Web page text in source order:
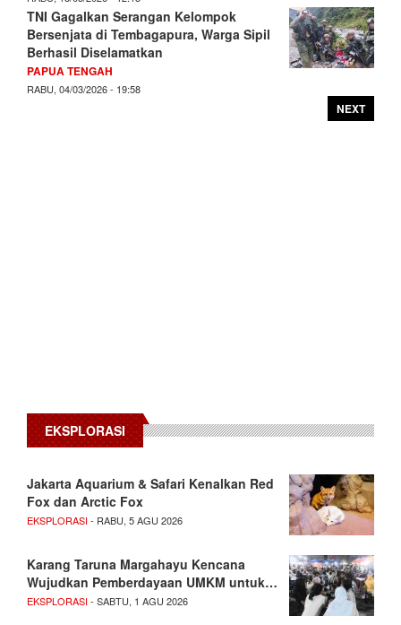
TNI Gagalkan Serangan Kelompok
Bersenjata di Tembagapura, Warga Sipil
Berhasil Diselamatkan
PAPUA TENGAH
RABU, 04/03/2026 - 19:58
NEXT
EKSPLORASI
Jakarta Aquarium & Safari Kenalkan Red
Fox dan Arctic Fox
EKSPLORASI- RABU, 5 AGU 2026
Karang Taruna Margahayu Kencana
Wujudkan Pemberdayaan UMKM untuk…
EKSPLORASI- SABTU, 1 AGU 2026